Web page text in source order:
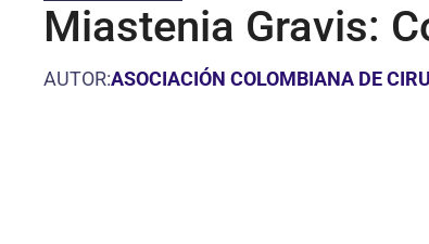
Miastenia Gravis:
AUTOR:ASOCIACIÓN COLOMBIANA DE